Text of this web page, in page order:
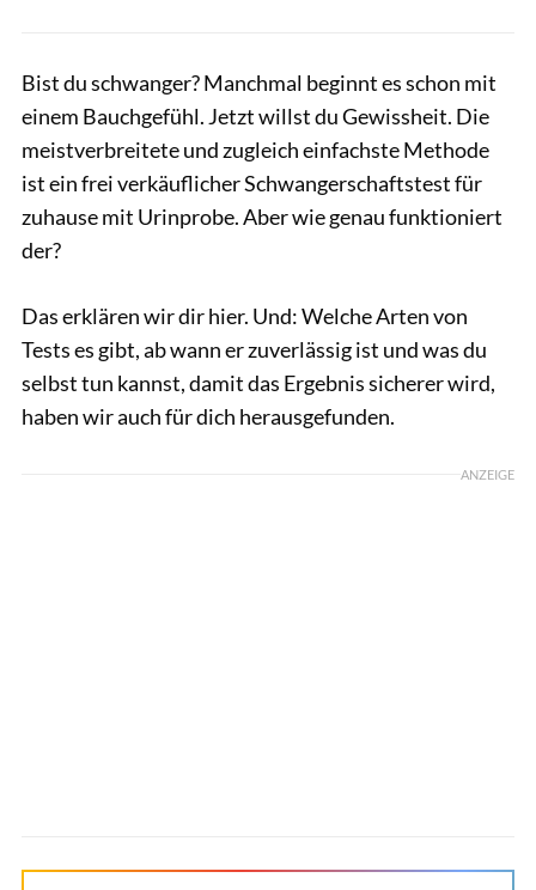
Bist du schwanger? Manchmal beginnt es schon mit
einem Bauchgefühl. Jetzt willst du Gewissheit. Die
meistverbreitete und zugleich einfachste Methode
ist ein frei verkäuflicher Schwangerschaftstest für
zuhause mit Urinprobe. Aber wie genau funktioniert
der?
Das erklären wir dir hier. Und: Welche Arten von
Tests es gibt, ab wann er zuverlässig ist und was du
selbst tun kannst, damit das Ergebnis sicherer wird,
haben wir auch für dich herausgefunden.
ANZEIGE